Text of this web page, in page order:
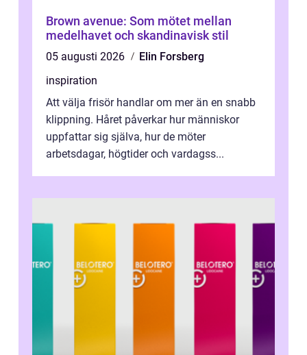
Brown avenue: Som mötet mellan
medelhavet och skandinavisk stil
05 augusti 2026
Elin Forsberg
inspiration
Att välja frisör handlar om mer än en snabb
klippning. Håret påverkar hur människor
uppfattar sig själva, hur de möter
arbetsdagar, högtider och vardagss...